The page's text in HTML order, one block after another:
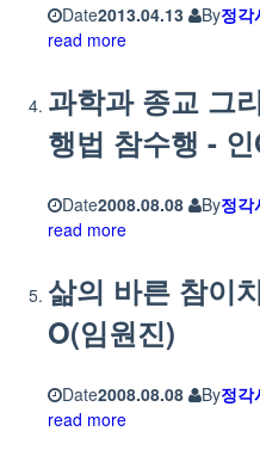
Date2013.04.13 By정각
read more
과학과 종교 그
행법 참수행 -
Date2008.08.08 By정각
read more
삶의 바른 참이
O(임원진)
Date2008.08.08 By정각
read more